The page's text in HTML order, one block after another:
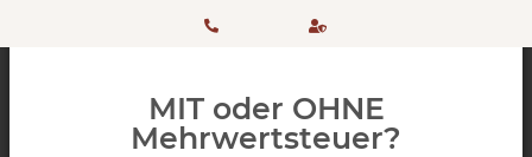
+ 49 einkaufen
MIT oder OHNE
Mehrwertsteuer?